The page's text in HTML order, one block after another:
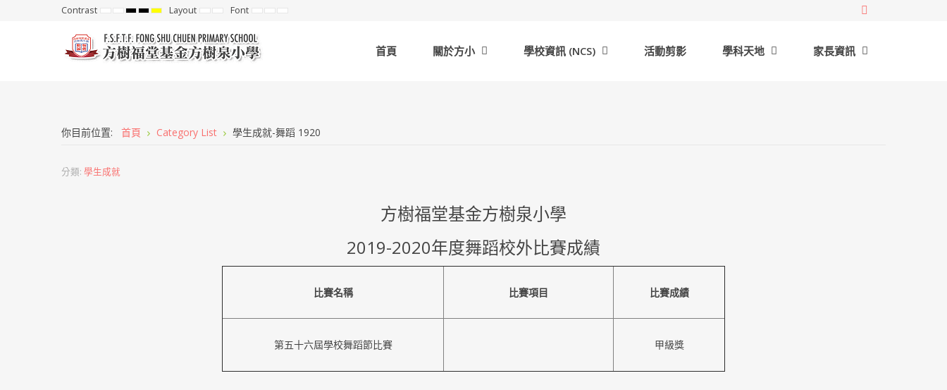
Contrast Default
NightHigh
White
mode
High
Yellow
mode
High
Black
mode
Layout FixedWideFont SetSetSet
首頁 關於方小 學校資訊 (NCS) 活動剪影 學科天地 家長資訊
你目前位置: 首頁 Category List 學生成就-舞蹈 1920
分類: 學生成就
方樹福堂基金方樹泉小學
2019-2020年度舞蹈校外比賽成績
比賽名稱 比賽項目 比賽成績
第五十六屆學校舞蹈節比賽 甲級獎